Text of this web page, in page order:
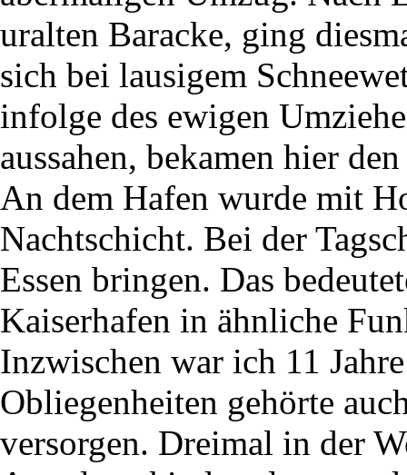
uralten Baracke, ging
sich bei lausigem
infolge des ewigen
aussahen, bekamen hier
An dem Hafen wurde mit
Nachtschicht. Bei der
Essen bringen. Das
Kaiserhafen in ähnliche
Inzwischen war ich 11
Obliegenheiten gehörte
versorgen. Dreimal in der